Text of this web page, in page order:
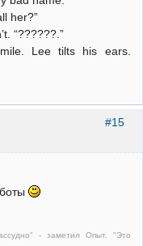
her?”
“??????.”
Lee tilts his ears.
#15
- заметил Опыт. "Это